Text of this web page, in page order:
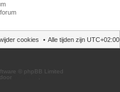
Alle tijden zijn UTC+02:00
cookies
© phpBB Limited